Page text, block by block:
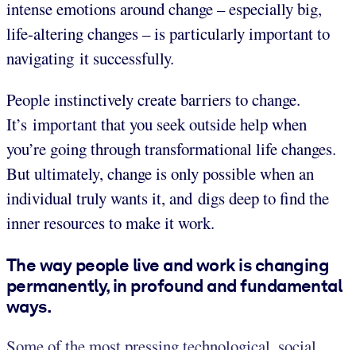
intense emotions around change – especially big,
life-altering changes – is particularly important to
navigating it successfully.
People instinctively create barriers to change.
It’s important that you seek outside help when
you’re going through transformational life changes.
But ultimately, change is only possible when an
individual truly wants it, and digs deep to find the
inner resources to make it work.
The way people live and work is changing
permanently, in profound and fundamental
ways.